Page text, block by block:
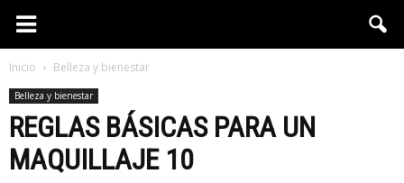
Inicio Belleza y bienestar
Belleza y bienestar
REGLAS BÁSICAS PARA UN
MAQUILLAJE 10